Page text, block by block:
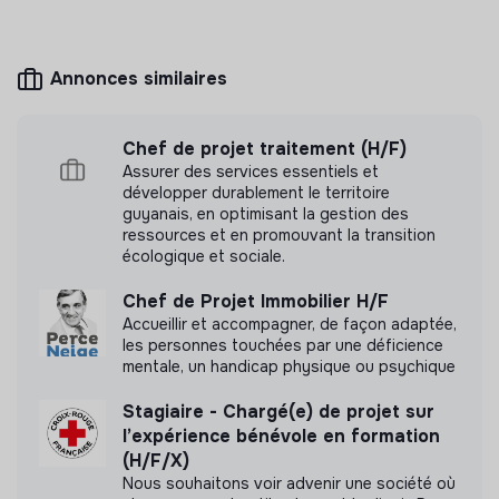
Contribuer à la communication interne (newsletters,
Participation à la vie de la coopérative
Participer à la vie de la coopérative (réunions
hebdomadaires, échanges inter-pôles…)
Cadre et lieu de travail
Les postes que nous proposons sont situés dans les
lieux suivants :
Pampa & Magma (Cachan / Arcueil, 94) - 1 poste
Igor & Elmer (Paris 18e, Paris 19e) - 1 poste
Ces deux sites proposent un poste couvrant l’ensemble
des missions décrites ci-dessous.
Pour le site "Les Gens Jaurès (Paris 19e) - 1 poste" : la
Plateau Urbain n'a pas encore transmis de mesure
d'impact
Labels et certifications
Accompagné par Ronalpia
Pour un réveil écologique
Annonces similaires
Chef de projet traitement (H/F)
Assurer des services essentiels et
développer durablement le territoire
guyanais, en optimisant la gestion des
ressources et en promouvant la transition
écologique et sociale.
Chef de Projet Immobilier H/F
Accueillir et accompagner, de façon adaptée,
les personnes touchées par une déficience
mentale, un handicap physique ou psychique
Stagiaire - Chargé(e) de projet sur
l’expérience bénévole en formation
(H/F/X)
Nous souhaitons voir advenir une société où